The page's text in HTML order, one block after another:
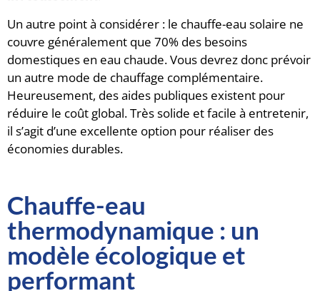
Un autre point à considérer : le chauffe-eau solaire ne
couvre généralement que 70% des besoins
domestiques en eau chaude. Vous devrez donc prévoir
un autre mode de chauffage complémentaire.
Heureusement, des aides publiques existent pour
réduire le coût global. Très solide et facile à entretenir,
il s’agit d’une excellente option pour réaliser des
économies durables.
Chauffe-eau
thermodynamique : un
modèle écologique et
performant